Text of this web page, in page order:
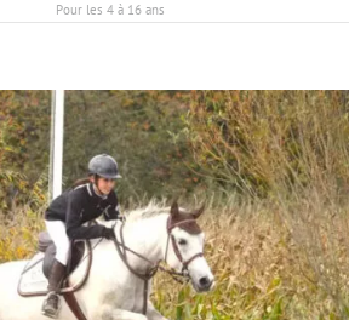
Pour les 4 à 16 ans